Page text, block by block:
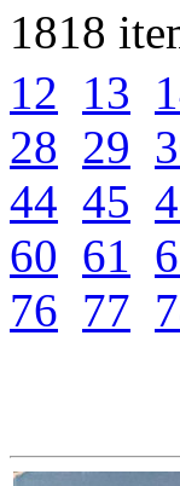
1818
12 13
28 29
44 45
60 61
76 77